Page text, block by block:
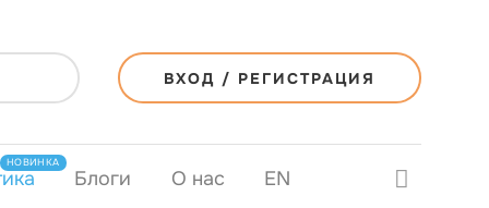
ВХОД / РЕГИСТРАЦИЯ
НОВИНКА
Блоги О нас EN